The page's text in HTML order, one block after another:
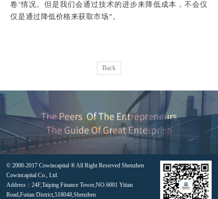
卷’情况。但是我们会通过技术的进步来降低成本，不会仅
仅是通过降低价格来获取市场”。
Back
© 2000-2017 Cowincapital ® All Right Reserved Shenzhen
Cowincapital Co., Ltd.
Address：24F,Taiping Finance Tower,NO.6001 Yitian
Road,Futian District,518048,Shenzhen